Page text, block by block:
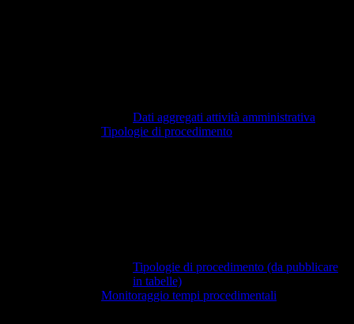
Dati aggregati attività amministrativa
Tipologie di procedimento
Tipologie di procedimento (da pubblicare
in tabelle)
Monitoraggio tempi procedimentali